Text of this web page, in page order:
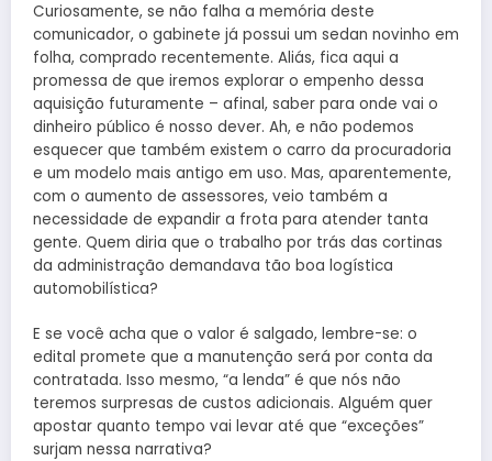
Curiosamente, se não falha a memória deste
comunicador, o gabinete já possui um sedan novinho em
folha, comprado recentemente. Aliás, fica aqui a
promessa de que iremos explorar o empenho dessa
aquisição futuramente – afinal, saber para onde vai o
dinheiro público é nosso dever. Ah, e não podemos
esquecer que também existem o carro da procuradoria
e um modelo mais antigo em uso. Mas, aparentemente,
com o aumento de assessores, veio também a
necessidade de expandir a frota para atender tanta
gente. Quem diria que o trabalho por trás das cortinas
da administração demandava tão boa logística
automobilística?
E se você acha que o valor é salgado, lembre-se: o
edital promete que a manutenção será por conta da
contratada. Isso mesmo, “a lenda” é que nós não
teremos surpresas de custos adicionais. Alguém quer
apostar quanto tempo vai levar até que “exceções”
surjam nessa narrativa?